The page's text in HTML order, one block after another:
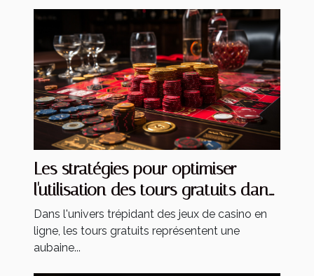
Les stratégies pour optimiser
l'utilisation des tours gratuits dans
les jeux de casino
Dans l'univers trépidant des jeux de casino en
ligne, les tours gratuits représentent une
aubaine...